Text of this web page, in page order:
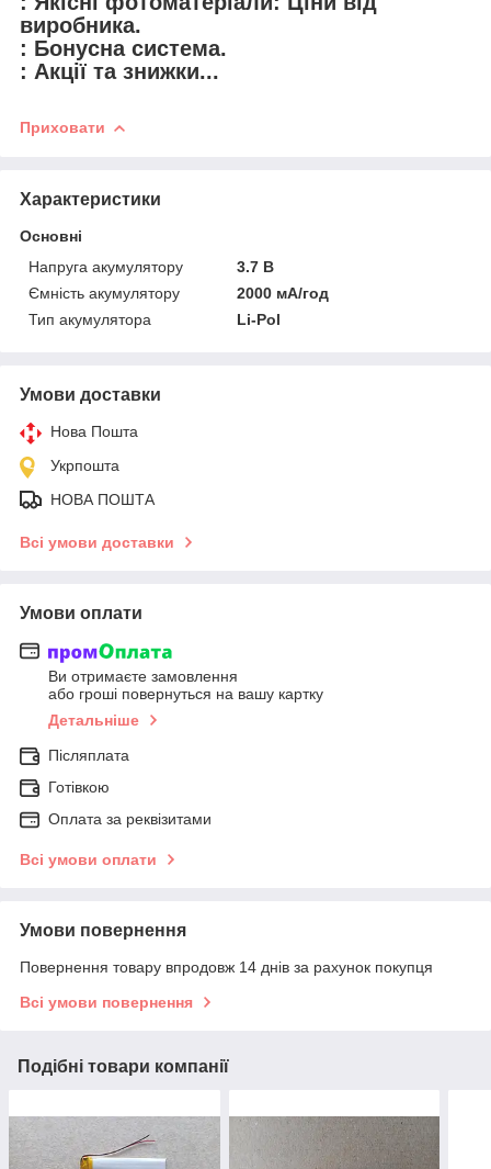
виробника.
: Бонусна система.
: Акції та знижки...
Приховати
Характеристики
Основні
Напруга акумулятору
3.7 В
Ємність акумулятору
2000 мА/год
Тип акумулятора
Li-Pol
Умови доставки
Нова Пошта
Укрпошта
НОВА ПОШТА
Всі умови доставки
Умови оплати
Ви отримаєте замовлення
або гроші повернуться на вашу картку
Детальніше
Післяплата
Готівкою
Оплата за реквізитами
Всі умови оплати
Умови повернення
Повернення товару впродовж 14 днів за рахунок покупця
Всі умови повернення
Подібні товари компанії